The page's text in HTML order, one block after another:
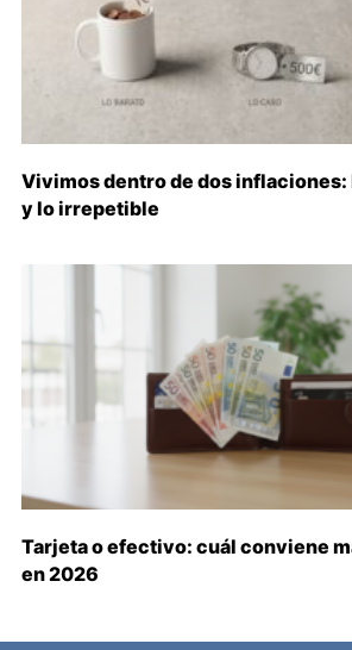
Vivimos dentro de dos inflaciones:
y lo irrepetible
Tarjeta o efectivo: cuál conviene
en 2026